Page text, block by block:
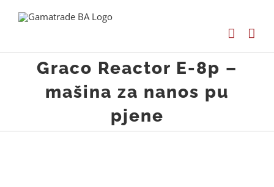
Graco Reactor E-8p –
mašina za nanos pu
pjene